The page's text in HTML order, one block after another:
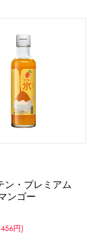
チロールカップ
プ型カップ
ン・プレミアム
ンゴー
円)